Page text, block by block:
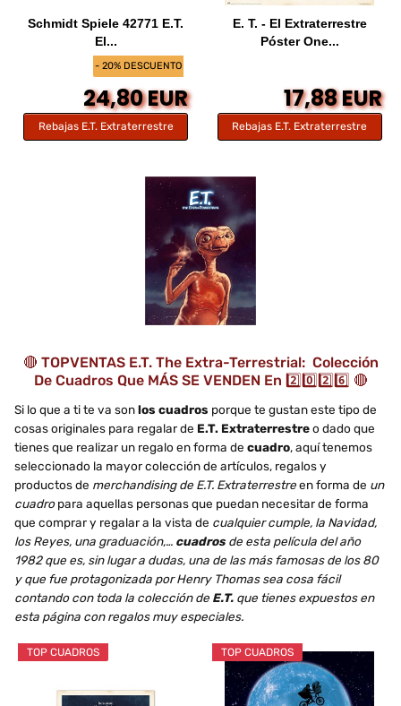
- 20% DESCUENTO
Schmidt Spiele 42771 E.T.
El...
24,80 EUR
Rebajas E.T. Extraterrestre
E. T. - El Extraterrestre
Póster One...
17,88 EUR
Rebajas E.T. Extraterrestre
🔴 TOPVENTAS E.T. The Extra-Terrestrial: Colección
De Cuadros Que MÁS SE VENDEN En 2️⃣0️⃣2️⃣6️⃣ 🔴
Si lo que a ti te va sonlos cuadros porque te gustan este tipo de
cosas originales para regalar de E.T. Extraterrestreo dado que
tienes que realizar un regalo en forma de cuadro, aquí tenemos
seleccionado la mayor colección de artículos, regalos y
productos de merchandising de E.T. Extraterrestreen forma de un
cuadropara aquellas personas que puedan necesitar de forma
que comprar y regalar a la vista de cualquier cumple, la Navidad,
los Reyes, una graduación,… cuadros de esta película del año
1982 que es, sin lugar a dudas, una de las más famosas de los 80
y que fue protagonizada por Henry Thomas sea cosa fácil
contando con toda la colección de E.T. que tienes expuestos en
esta página con regalos muy especiales.
TOP CUADROS TOP CUADROS